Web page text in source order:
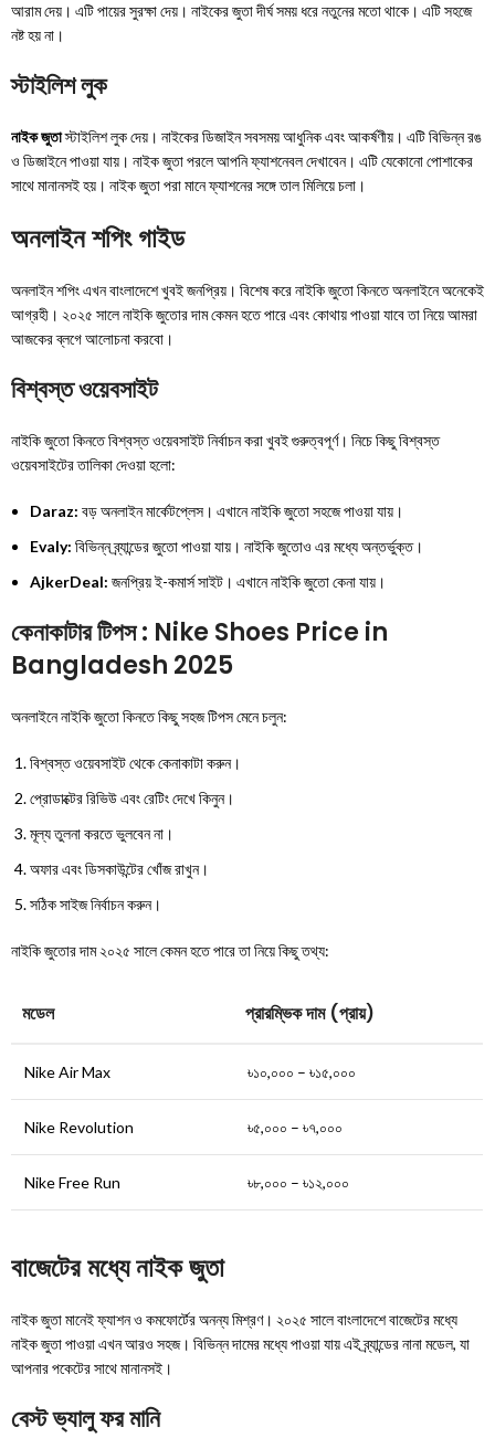
আরাম দেয়। এটি পায়ের সুরক্ষা দেয়। নাইকের জুতা দীর্ঘ সময় ধরে নতুনের মতো থাকে। এটি সহজে
নষ্ট হয় না।
স্টাইলিশ লুক
নাইক জুতাস্টাইলিশ লুক দেয়। নাইকের ডিজাইন সবসময় আধুনিক এবং আকর্ষণীয়। এটি বিভিন্ন রঙ
ও ডিজাইনে পাওয়া যায়। নাইক জুতা পরলে আপনি ফ্যাশনেবল দেখাবেন। এটি যেকোনো পোশাকের
সাথে মানানসই হয়। নাইক জুতা পরা মানে ফ্যাশনের সঙ্গে তাল মিলিয়ে চলা।
অনলাইন শপিং গাইড
অনলাইন শপিং এখন বাংলাদেশে খুবই জনপ্রিয়। বিশেষ করে নাইকি জুতো কিনতে অনলাইনে অনেকেই
আগ্রহী। ২০২৫ সালে নাইকি জুতোর দাম কেমন হতে পারে এবং কোথায় পাওয়া যাবে তা নিয়ে আমরা
আজকের ব্লগে আলোচনা করবো।
বিশ্বস্ত ওয়েবসাইট
নাইকি জুতো কিনতে বিশ্বস্ত ওয়েবসাইট নির্বাচন করা খুবই গুরুত্বপূর্ণ। নিচে কিছু বিশ্বস্ত
ওয়েবসাইটের তালিকা দেওয়া হলো:
Daraz: বড় অনলাইন মার্কেটপ্লেস। এখানে নাইকি জুতো সহজে পাওয়া যায়।
Evaly: বিভিন্ন ব্র্যান্ডের জুতো পাওয়া যায়। নাইকি জুতোও এর মধ্যে অন্তর্ভুক্ত।
AjkerDeal: জনপ্রিয় ই-কমার্স সাইট। এখানে নাইকি জুতো কেনা যায়।
কেনাকাটার টিপস : Nike Shoes Price in
Bangladesh 2025
অনলাইনে নাইকি জুতো কিনতে কিছু সহজ টিপস মেনে চলুন:
বিশ্বস্ত ওয়েবসাইট থেকে কেনাকাটা করুন।
প্রোডাক্টের রিভিউ এবং রেটিং দেখে কিনুন।
মূল্য তুলনা করতে ভুলবেন না।
অফার এবং ডিসকাউন্টের খোঁজ রাখুন।
সঠিক সাইজ নির্বাচন করুন।
নাইকি জুতোর দাম ২০২৫ সালে কেমন হতে পারে তা নিয়ে কিছু তথ্য:
মডেল প্রারম্ভিক দাম (প্রায়)
Nike Air Max ৳১০,০০০ – ৳১৫,০০০
Nike Revolution ৳৫,০০০ – ৳৭,০০০
Nike Free Run ৳৮,০০০ – ৳১২,০০০
বাজেটের মধ্যে নাইক জুতা
নাইক জুতা মানেই ফ্যাশন ও কমফোর্টের অনন্য মিশ্রণ। ২০২৫ সালে বাংলাদেশে বাজেটের মধ্যে
নাইক জুতা পাওয়া এখন আরও সহজ। বিভিন্ন দামের মধ্যে পাওয়া যায় এই ব্র্যান্ডের নানা মডেল, যা
আপনার পকেটের সাথে মানানসই।
বেস্ট ভ্যালু ফর মানি